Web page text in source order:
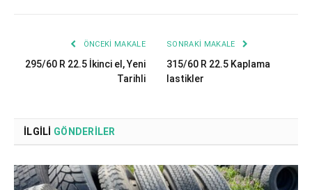
ÖNCEKI MAKALE
295/60 R 22.5 İkinci el, Yeni
Tarihli
SONRAKI MAKALE
315/60 R 22.5 Kaplama
lastikler
İLGILI GÖNDERILER